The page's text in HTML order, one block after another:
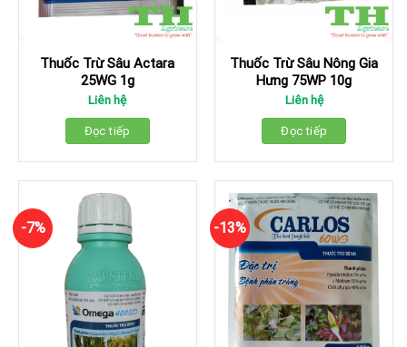
Thuốc Trừ Sâu Actara
25WG 1g
Liên hệ
Đọc tiếp
Thuốc Trừ Sâu Nông Gia
Hưng 75WP 10g
Liên hệ
Đọc tiếp
-7% -13%